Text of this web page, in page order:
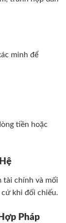
minh để
tiền hoặc
tài chính và mối
khi đối chiếu.
Pháp